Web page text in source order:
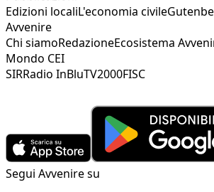
Edizioni localiL'economia civile
Avvenire
Chi siamoRedazioneEcosistema
Mondo CEI
SIRRadio InBluTV2000FISC
Segui Avvenire su